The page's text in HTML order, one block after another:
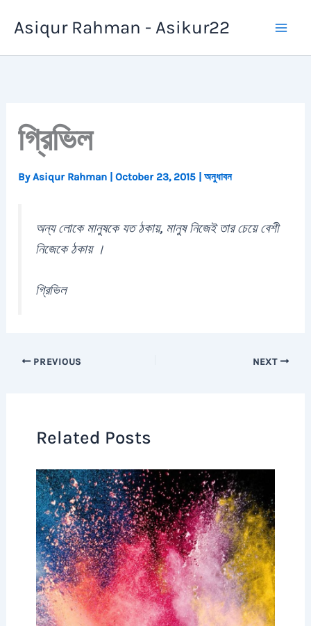
Asiqur Rahman - Asikur22
গ্রিভিল
ByAsiqur Rahman |October 23, 2015 |অনুধাবন
অন্য লোকে মানুষকে যত ঠকায়, মানুষ নিজেই তার চেয়ে বেশী
নিজেকে ঠকায় ।
গ্রিভিল
PREVIOUS NEXT
Related Posts